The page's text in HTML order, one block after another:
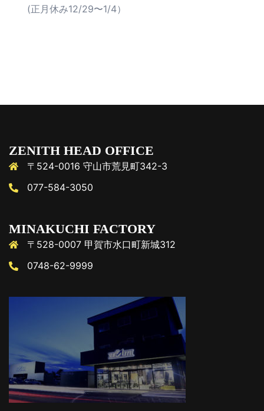
(正月休み12/29〜1/4）
ZENITH HEAD OFFICE
〒524-0016 守山市荒見町342-3
077-584-3050
MINAKUCHI FACTORY
〒528-0007 甲賀市水口町新城312
0748-62-9999